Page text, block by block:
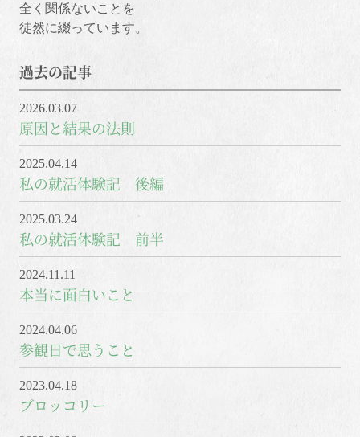
全く関係ないことを
徒然に綴っています。
過去の記事
2026.03.07
原因と結果の法則
2025.04.14
私の就活体験記 後編
2025.03.24
私の就活体験記 前半
2024.11.11
本当に面白いこと
2024.04.06
参観日で思うこと
2023.04.18
ブロッコリー